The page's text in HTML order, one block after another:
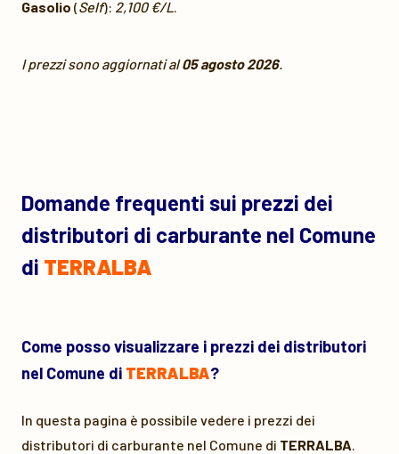
Gasolio (Self): 2,100 €/L.
I prezzi sono aggiornati al05 agosto 2026.
Domande frequenti sui prezzi dei
distributori di carburante nel Comune
di TERRALBA
Come posso visualizzare i prezzi dei distributori
nel Comune di TERRALBA?
In questa pagina è possibile vedere i prezzi dei
distributori di carburante nel Comune di TERRALBA.